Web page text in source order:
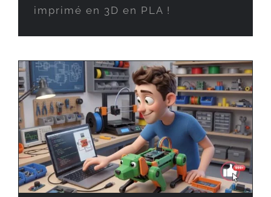
imprimé en 3D en PLA !